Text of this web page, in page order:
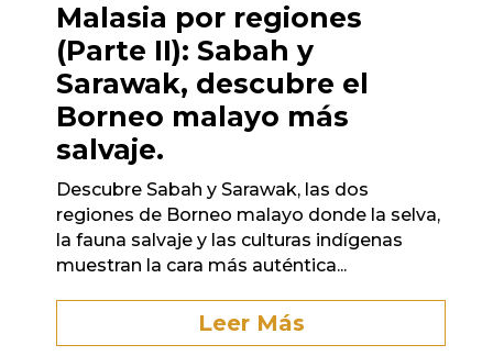
Malasia por regiones
(Parte II): Sabah y
Sarawak, descubre el
Borneo malayo más
salvaje.
Descubre Sabah y Sarawak, las dos
regiones de Borneo malayo donde la selva,
la fauna salvaje y las culturas indígenas
muestran la cara más auténtica...
Leer Más